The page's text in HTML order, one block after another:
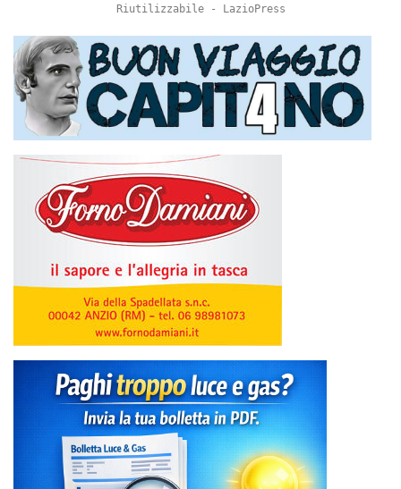
Riutilizzabile - LazioPress